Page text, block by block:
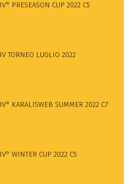
IV° PRESEASON CUP 2022 C5
IV TORNEO LUGLIO 2022
IV° KARALISWEB SUMMER 2022 C7
IV° WINTER CUP 2022 C5